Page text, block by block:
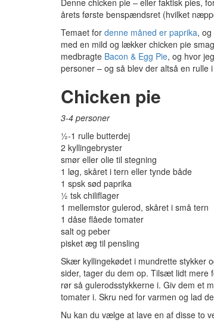
Denne chicken pie – eller faktisk pies,
årets første benspændsret (hvilket
Temaet for denne måned er paprika,
med en mild og lækker chicken pie
medbragte Bacon & Egg Pie, og hvor
personer – og så blev der altså en rulle
Chicken pie
3-4 personer
½-1 rulle butterdej
2 kyllingebryster
smør eller olie til stegning
1 løg, skåret i tern eller tynde både
1 spsk sød paprika
½ tsk chiliflager
1 mellemstor gulerod, skåret i små tern
1 dåse flåede tomater
salt og peber
pisket æg til pensling
Skær kyllingekødet i mundrette stykker
sider, tager du dem op. Tilsæt lidt mere
rør så gulerodsstykkerne i. Giv dem et
tomater i. Skru ned for varmen og lad
Nu kan du vælge at lave en af disse to